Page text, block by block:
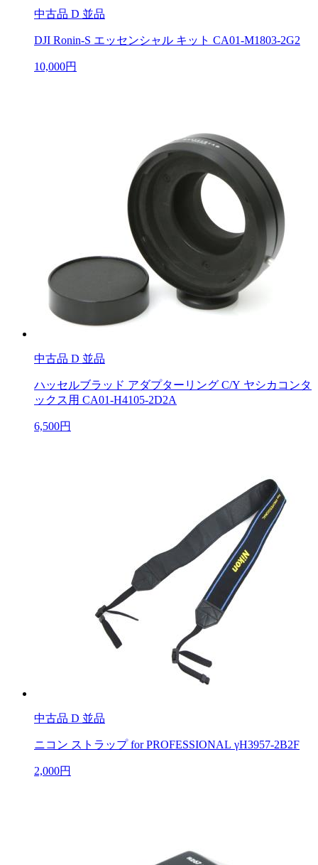
中古品 D 並品
DJI Ronin-S エッセンシャル キット CA01-M1803-2G2
10,000円
中古品 D 並品
ハッセルブラッド アダプターリング C/Y ヤシカコンタ
ックス用 CA01-H4105-2D2A
6,500円
中古品 D 並品
ニコン ストラップ for PROFESSIONAL γH3957-2B2F
2,000円